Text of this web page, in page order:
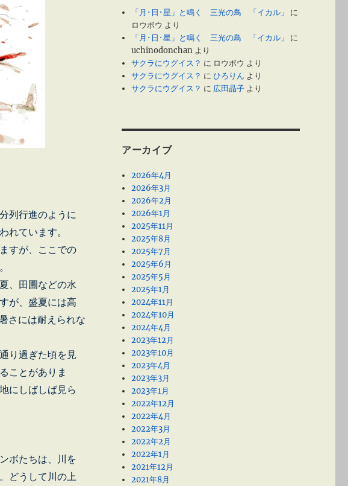
列行進のように
れています。
すが、ここでの
、田圃などの水
が、盛夏には高
さには耐えられな
り過ぎた頃を見
ことがありま
にしばしば見ら
ボたちは、川を
どうして川の上
「月･日･星」と鳴く 三光の鳥 「イカル」
に
ロウボウ より
「月･日･星」と鳴く 三光の鳥 「イカル」
に
uchinodonchan より
サクラにウグイス？ に ロウボウ より
サクラにウグイス？ にひろりん より
サクラにウグイス？ に 広田晶子 より
アーカイブ
2026年4月
2026年3月
2026年2月
2026年1月
2025年11月
2025年8月
2025年7月
2025年6月
2025年5月
2025年1月
2024年11月
2024年10月
2024年4月
2023年12月
2023年10月
2023年4月
2023年3月
2023年1月
2022年12月
2022年4月
2022年3月
2022年2月
2022年1月
2021年12月
2021年8月